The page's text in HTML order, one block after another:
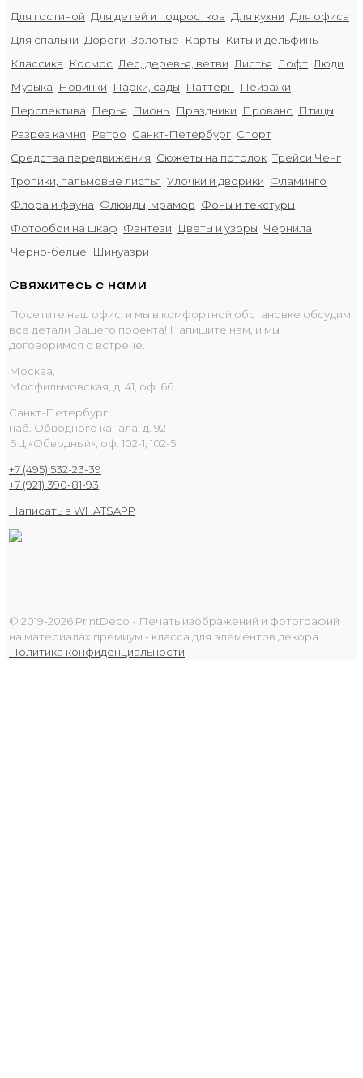
Для гостиной Для детей и подростков Для кухни Для офиса
Для спальни Дороги Золотые Карты
Киты и дельфины
Классика
Космос Лес, деревья, ветви Листья Лофт Люди
Музыка
Новинки Парки, сады Паттерн
Пейзажи
Перспектива
Перья Пионы Праздники Прованс
Птицы
Разрез камня
Ретро Санкт-Петербург Спорт
Средства передвижения Сюжеты на потолок Трейси Ченг
Тропики, пальмовые листья Улочки и дворики Фламинго
Флора и фауна Флюиды, мрамор Фоны и текстуры
Фотообои на шкаф Фэнтези Цветы и узоры Чернила
Черно-белые
Шинуазри
Свяжитесь с нами
Посетите наш офис, и мы в комфортной обстановке обсудим
все детали Вашего проекта! Напишите нам, и мы
договоримся о встрече.
Москва,
Мосфильмовская, д. 41, оф. 66
Санкт-Петербург,
наб. Обводного канала, д. 92
БЦ «Обводный», оф. 102-1, 102-5
+7 (495) 532-23-39
+7 (921) 390-81-93
Написать в WHATSAPP
© 2019-2026 PrintDeco - Печать изображений и фотографий
на материалах премиум - класса для элементов декора.
Политика конфиденциальности